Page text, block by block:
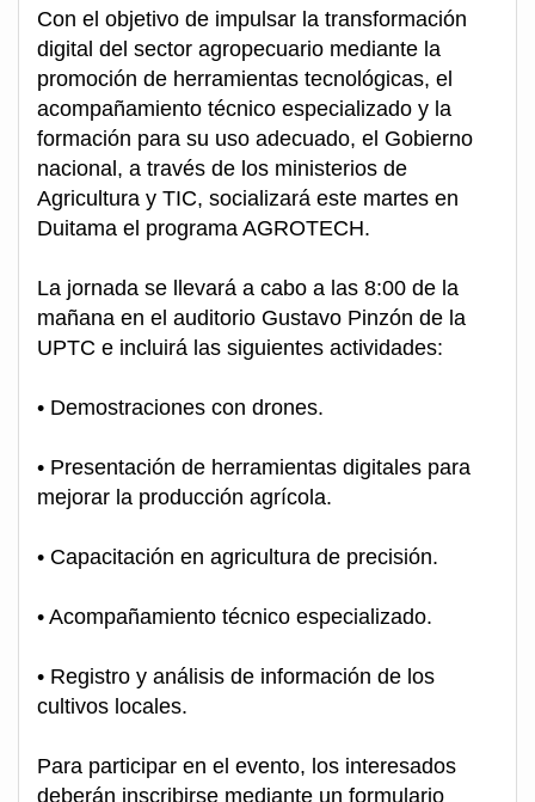
Con el objetivo de impulsar la transformación
digital del sector agropecuario mediante la
promoción de herramientas tecnológicas, el
acompañamiento técnico especializado y la
formación para su uso adecuado, el Gobierno
nacional, a través de los ministerios de
Agricultura y TIC, socializará este martes en
Duitama el programa AGROTECH.
La jornada se llevará a cabo a las 8:00 de la
mañana en el auditorio Gustavo Pinzón de la
UPTC e incluirá las siguientes actividades:
• Demostraciones con drones.
• Presentación de herramientas digitales para
mejorar la producción agrícola.
• Capacitación en agricultura de precisión.
• Acompañamiento técnico especializado.
• Registro y análisis de información de los
cultivos locales.
Para participar en el evento, los interesados
deberán inscribirse mediante un formulario